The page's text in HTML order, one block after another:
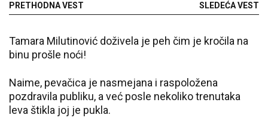
PRETHODNA VEST SLEDEĆA VEST
Tamara Milutinović doživela je peh čim je kročila na
binu prošle noći!
Naime, pevačica je nasmejana i raspoložena
pozdravila publiku, a već posle nekoliko trenutaka
leva štikla joj je pukla.